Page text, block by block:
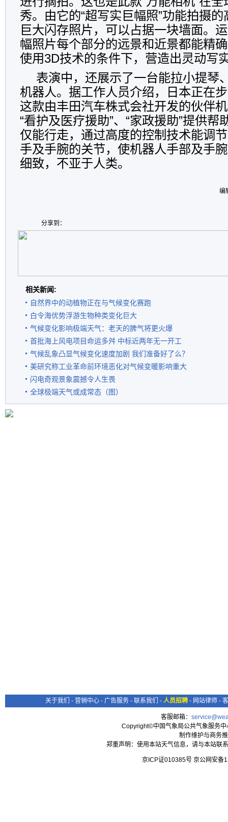
秀。由它的“超写实巨幅照”功能拍摄
巨大闪存照片，可以占据一块墙面。
幅照片每个部分的远景和近景都能精
使用3D技术的条件下，营造出灵动写
表演中，还展示了一台能拉小提琴
机器人。据工作人员介绍，日本正在
这款由丰田汽车株式会社开发的伙伴
“看护及医疗援助”、“家政援助”提供帮
仅能行走，通过高度的控制技术能调
手及手腕的关节，使机器人手部及手
细致，不亚于人类。
编
分享到：
相关新闻:
自然界中的动植物正在与气候变化赛跑
白令海优势浮游生物种类变化巨大
气候变化影响极端天气：老天的脾气将更火爆
首批海上风电项目命运多舛 中标近两年无一开工
气候乱象凸显气候变化速度加剧 我们准备好了么？
美研究称工业革命前环境恶化对气候变暖影响重大
闪电奇观景象震撼令人生畏
全球极端天气或成常态（图）
关于我们 - 营销中心 - 广告服务 - 联系我们 - 人员招聘 - 网站律师 -
客服邮箱：
Copyright©中国气象局公共气象服务
制作维护与商务
郑重声明：使用本站天气信息，请与本站联
京ICP证010385号 京公网安备